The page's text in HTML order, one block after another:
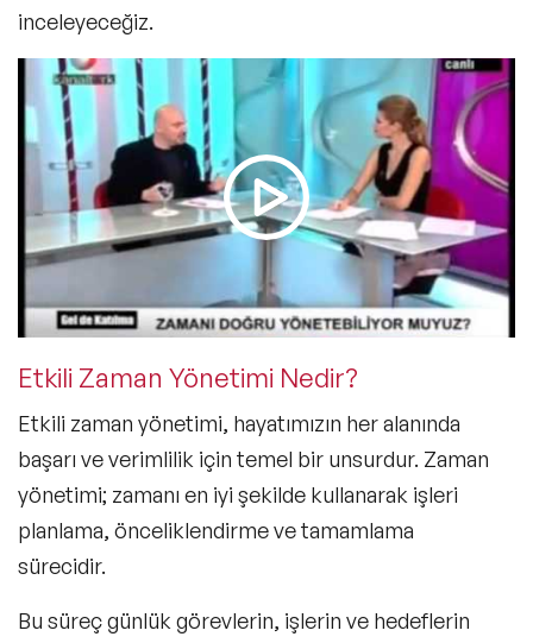
inceleyeceğiz.
Etkili Zaman Yönetimi Nedir?
Etkili zaman yönetimi, hayatımızın her alanında
başarı ve verimlilik için temel bir unsurdur. Zaman
yönetimi; zamanı en iyi şekilde kullanarak işleri
planlama, önceliklendirme ve tamamlama
sürecidir.
Bu süreç günlük görevlerin, işlerin ve hedeflerin